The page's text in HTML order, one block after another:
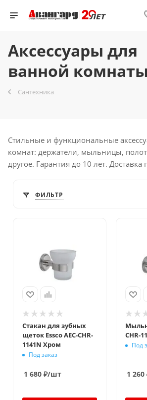
Аксессуары для
ванной комнаты
Сантехника
Стильные и функциональные
комнат: держатели, мыльницы,
другое. Гарантия до 10 лет. Доставка
ФИЛЬТР
Стакан для зубных
щеток Essco AEC-CHR-
1141N Хром
Под заказ
1 680 ₽/шт
CHR-
Под
1 260